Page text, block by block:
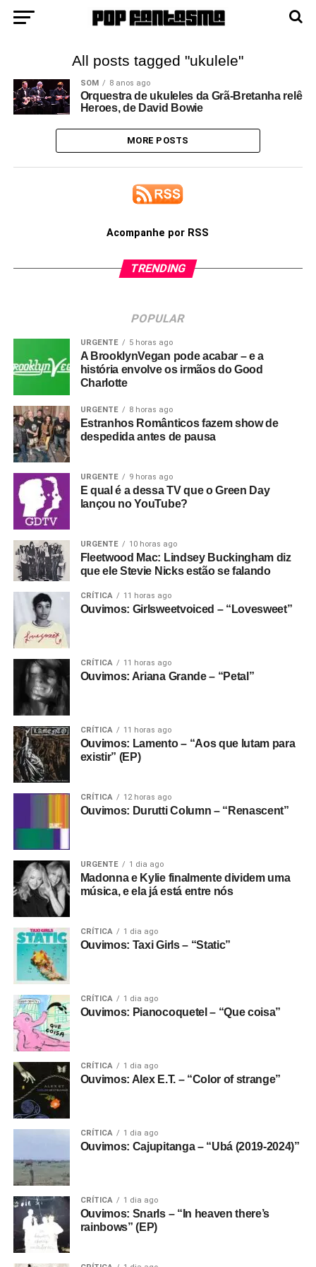
All posts tagged "ukulele"
SOM 8 anos ago
Orquestra de ukuleles da Grã-Bretanha relê
Heroes, de David Bowie
MORE POSTS
Acompanhe por RSS
TRENDING
POPULAR
URGENTE 5 horas ago
A BrooklynVegan pode acabar – e a
história envolve os irmãos do Good
Charlotte
URGENTE 8 horas ago
Estranhos Românticos fazem show de
despedida antes de pausa
URGENTE 9 horas ago
E qual é a dessa TV que o Green Day
lançou no YouTube?
URGENTE 10 horas ago
Fleetwood Mac: Lindsey Buckingham diz
que ele Stevie Nicks estão se falando
CRÍTICA 11 horas ago
Ouvimos: Girlsweetvoiced – “Lovesweet”
CRÍTICA 11 horas ago
Ouvimos: Ariana Grande – “Petal”
CRÍTICA 11 horas ago
Ouvimos: Lamento – “Aos que lutam para
existir” (EP)
CRÍTICA 12 horas ago
Ouvimos: Durutti Column – “Renascent”
URGENTE 1 dia ago
Madonna e Kylie finalmente dividem uma
música, e ela já está entre nós
CRÍTICA 1 dia ago
Ouvimos: Taxi Girls – “Static”
CRÍTICA 1 dia ago
Ouvimos: Pianocoquetel – “Que coisa”
CRÍTICA 1 dia ago
Ouvimos: Alex E.T. – “Color of strange”
CRÍTICA 1 dia ago
Ouvimos: Cajupitanga – “Ubá (2019-2024)”
CRÍTICA 1 dia ago
Ouvimos: Snarls – “In heaven there’s
rainbows” (EP)